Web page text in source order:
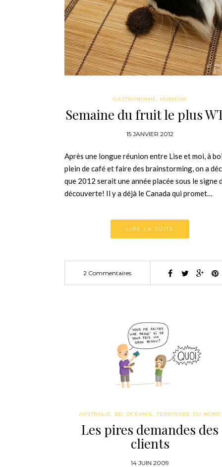
GASTRONOMIE, HUMEUR
Semaine du fruit le plus
15 JANVIER 2012
Après une longue réunion entre Lise et moi, à
plein de café et faire des brainstorming, on a
que 2012 serait une année placée sous le signe
découverte! Il y a déjà le Canada qui promet…
LIRE LA SUITE
2 Commentaires
AUSTRALIE BD OCÉANIE ,TERRITOIRE DU NORD
Les pires demandes des
clients
14 JUIN 2009